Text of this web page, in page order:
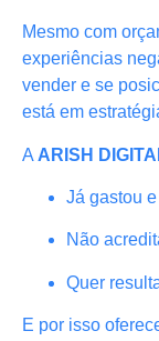
Mesmo com
experiências
vender e se
está em
A ARISH
Já gastou
Não
Quer
E por isso